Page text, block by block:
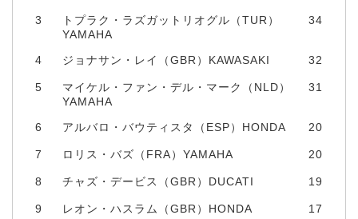
3
トプラク・ラズガットリオグル（TUR）
YAMAHA
34
4 ジョナサン・レイ（GBR）KAWASAKI 32
5
マイケル・ファン・デル・マーク（NLD）
YAMAHA
31
6 アルバロ・バウティスタ（ESP）HONDA 20
7 ロリス・バズ（FRA）YAMAHA 20
8 チャズ・デービス（GBR）DUCATI 19
9 レオン・ハスラム（GBR）HONDA 17